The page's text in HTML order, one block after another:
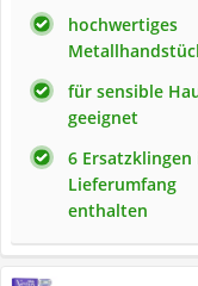
hochwertiges
für sensible
geeignet
6 Ersatzklingen
Lieferumfang
enthalten